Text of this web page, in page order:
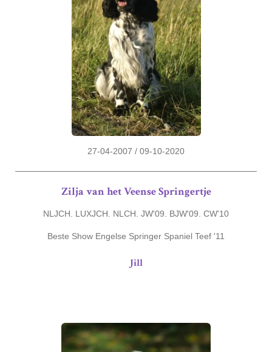
27-04-2007 / 09-10-2020
Zilja van het Veense Springertje
NLJCH. LUXJCH. NLCH. JW'09. BJW'09. CW'10
Beste Show Engelse Springer Spaniel Teef '11
Jill